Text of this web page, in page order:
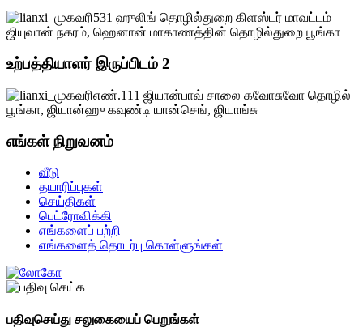
531 ஹுலிங் தொழில்துறை கிளஸ்டர் மாவட்டம்
ஜியுவான் நகரம், ஹெனான் மாகாணத்தின் தொழில்துறை பூங்கா
உற்பத்தியாளர் இருப்பிடம் 2
எண்.111 ஜியான்பாவ் சாலை கவோசுவோ தொழில்
பூங்கா, ஜியான்ஹு கவுண்டி யான்செங், ஜியாங்சு
எங்கள் நிறுவனம்
வீடு
தயாரிப்புகள்
செய்திகள்
பெட்ரோவிக்கி
எங்களைப் பற்றி
எங்களைத் தொடர்பு கொள்ளுங்கள்
பதிவுசெய்து சலுகையைப் பெறுங்கள்